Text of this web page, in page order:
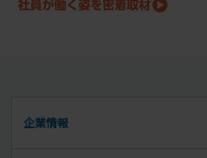
企業情報